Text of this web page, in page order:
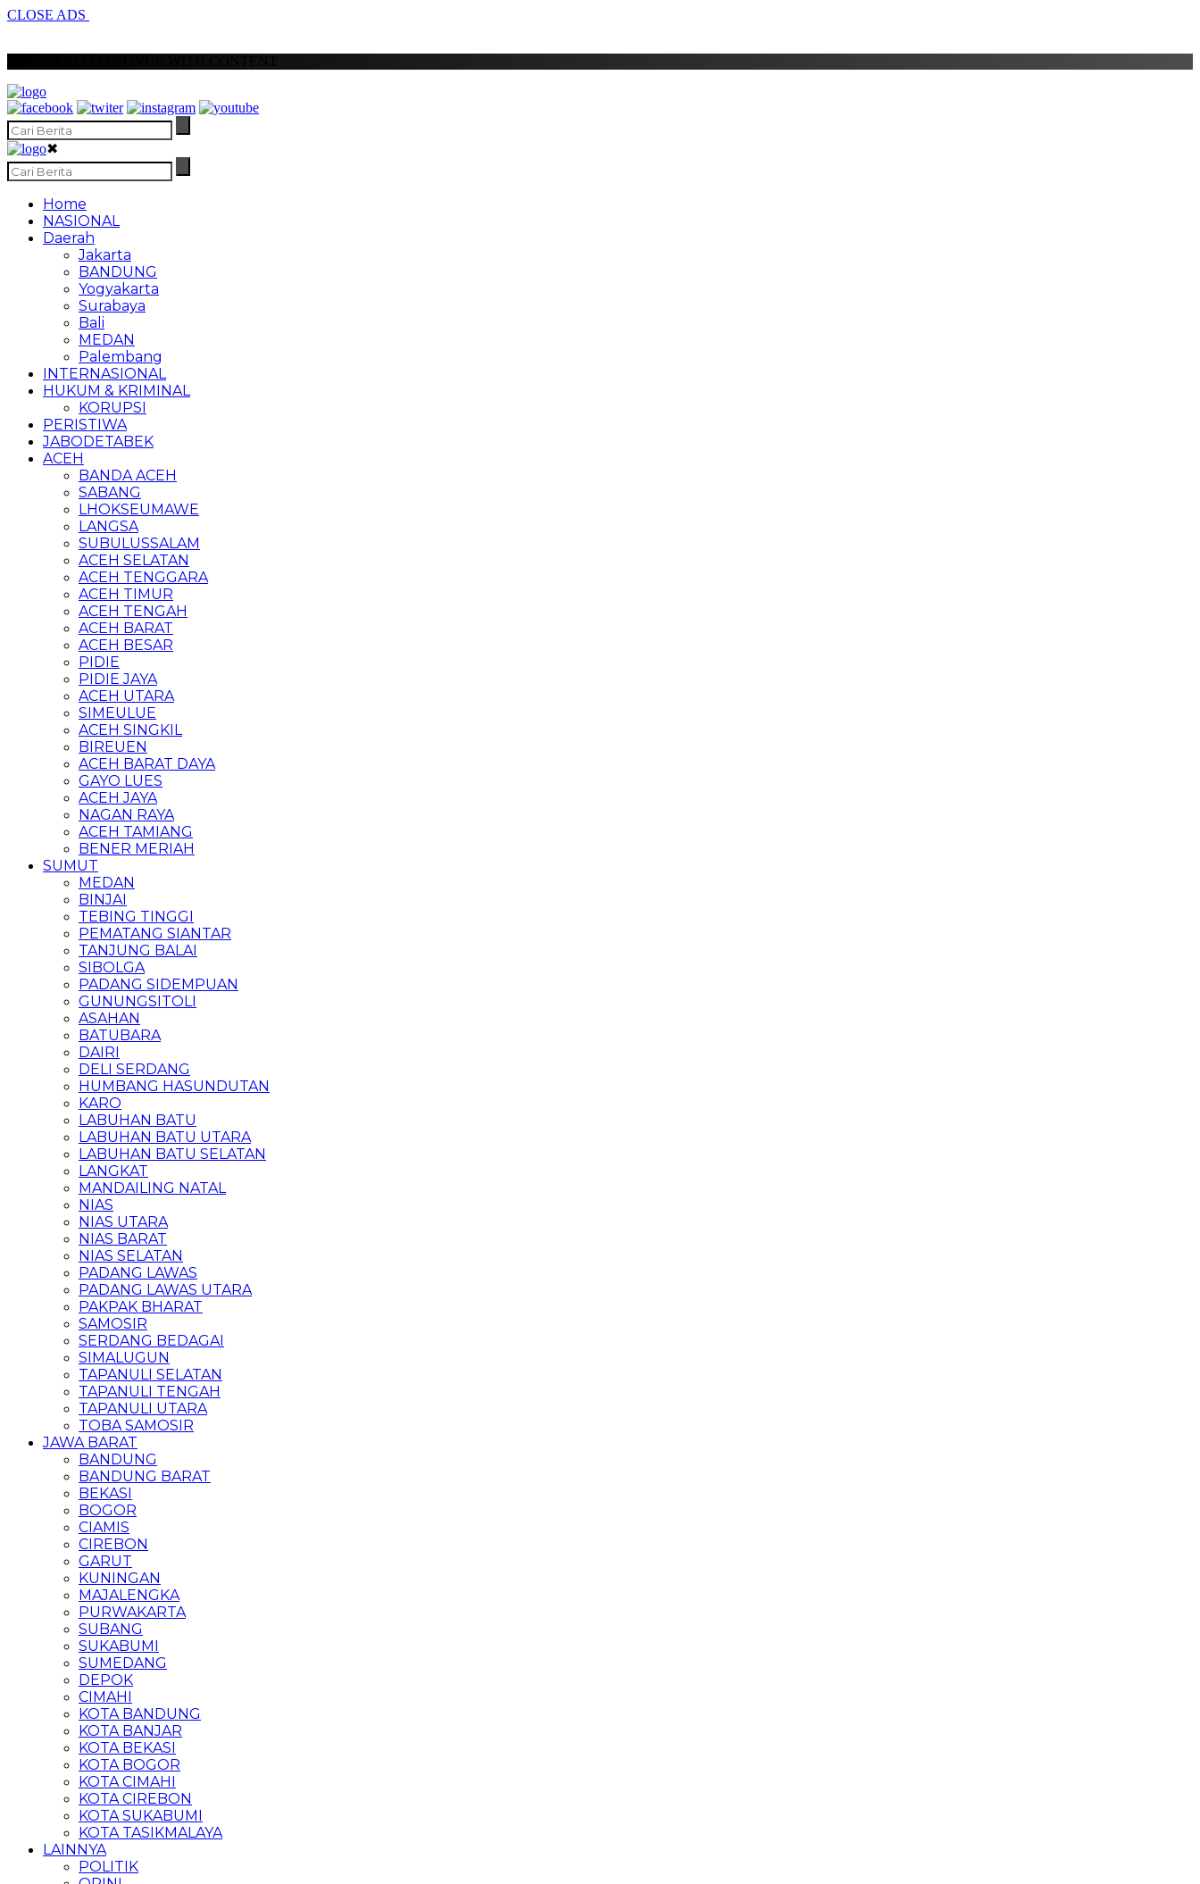
CLOSE ADS
✖
Home
NASIONAL
Daerah
Jakarta
BANDUNG
Yogyakarta
Surabaya
Bali
MEDAN
Palembang
INTERNASIONAL
HUKUM & KRIMINAL
KORUPSI
PERISTIWA
JABODETABEK
ACEH
BANDA ACEH
SABANG
LHOKSEUMAWE
LANGSA
SUBULUSSALAM
ACEH SELATAN
ACEH TENGGARA
ACEH TIMUR
ACEH TENGAH
ACEH BARAT
ACEH BESAR
PIDIE
PIDIE JAYA
ACEH UTARA
SIMEULUE
ACEH SINGKIL
BIREUEN
ACEH BARAT DAYA
GAYO LUES
ACEH JAYA
NAGAN RAYA
ACEH TAMIANG
BENER MERIAH
SUMUT
MEDAN
BINJAI
TEBING TINGGI
PEMATANG SIANTAR
TANJUNG BALAI
SIBOLGA
PADANG SIDEMPUAN
GUNUNGSITOLI
ASAHAN
BATUBARA
DAIRI
DELI SERDANG
HUMBANG HASUNDUTAN
KARO
LABUHAN BATU
LABUHAN BATU UTARA
LABUHAN BATU SELATAN
LANGKAT
MANDAILING NATAL
NIAS
NIAS UTARA
NIAS BARAT
NIAS SELATAN
PADANG LAWAS
PADANG LAWAS UTARA
PAKPAK BHARAT
SAMOSIR
SERDANG BEDAGAI
SIMALUGUN
TAPANULI SELATAN
TAPANULI TENGAH
TAPANULI UTARA
TOBA SAMOSIR
JAWA BARAT
BANDUNG
BANDUNG BARAT
BEKASI
BOGOR
CIAMIS
CIREBON
GARUT
KUNINGAN
MAJALENGKA
PURWAKARTA
SUBANG
SUKABUMI
SUMEDANG
DEPOK
CIMAHI
KOTA BANDUNG
KOTA BANJAR
KOTA BEKASI
KOTA BOGOR
KOTA CIMAHI
KOTA CIREBON
KOTA SUKABUMI
KOTA TASIKMALAYA
LAINNYA
POLITIK